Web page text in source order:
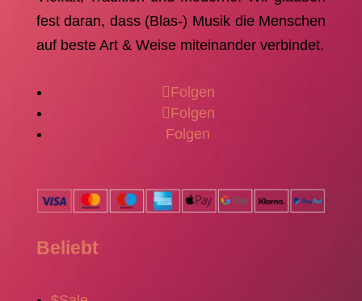
fest daran, dass (Blas-) Musik die Menschen
auf beste Art & Weise miteinander verbindet.
Folgen
Folgen
Folgen
Beliebt